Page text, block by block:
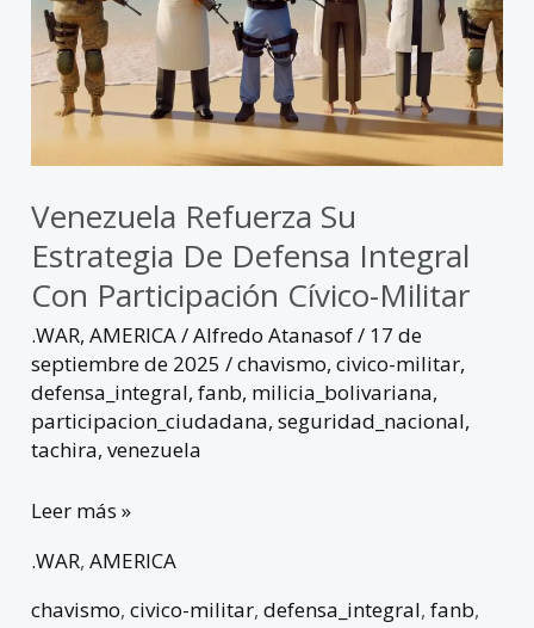
Venezuela Refuerza Su
Estrategia De Defensa Integral
Con Participación Cívico-Militar
.WAR,AMERICA/Alfredo Atanasof/ 17 de
septiembre de 2025/chavismo,civico-militar,
defensa_integral,fanb, milicia_bolivariana,
participacion_ciudadana,seguridad_nacional,
tachira,venezuela
cívico-
militar
Leer más »
.WAR,AMERICA
chavismo,civico-militar,defensa_integral,fanb,